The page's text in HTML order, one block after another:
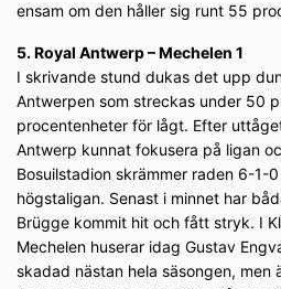
ensam om den håller sig runt 55
5. Royal Antwerp – Mechelen 1
I skrivande stund dukas det upp
Antwerpen som streckas under 50
procentenheter för lågt. Efter
Antwerp kunnat fokusera på ligan
Bosuilstadion skrämmer raden 6-1-
högstaligan. Senast i minnet har
Brügge kommit hit och fått stryk. I
Mechelen huserar idag Gustav
skadad nästan hela säsongen, men